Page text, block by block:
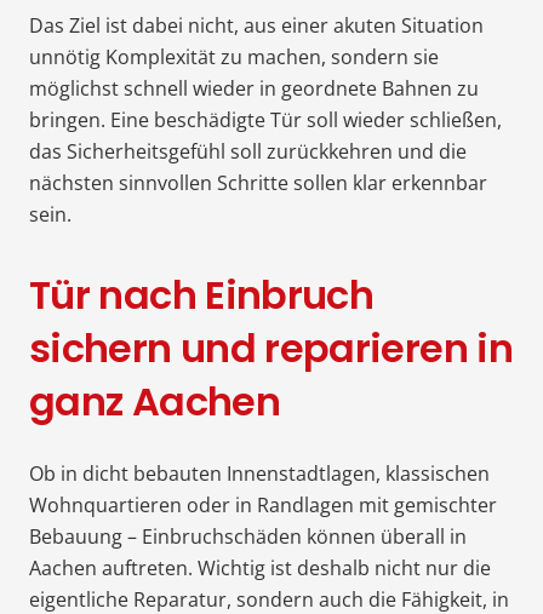
Das Ziel ist dabei nicht, aus einer akuten Situation
unnötig Komplexität zu machen, sondern sie
möglichst schnell wieder in geordnete Bahnen zu
bringen. Eine beschädigte Tür soll wieder schließen,
das Sicherheitsgefühl soll zurückkehren und die
nächsten sinnvollen Schritte sollen klar erkennbar
sein.
Tür nach Einbruch
sichern und reparieren in
ganz Aachen
Ob in dicht bebauten Innenstadtlagen, klassischen
Wohnquartieren oder in Randlagen mit gemischter
Bebauung – Einbruchschäden können überall in
Aachen auftreten. Wichtig ist deshalb nicht nur die
eigentliche Reparatur, sondern auch die Fähigkeit, in